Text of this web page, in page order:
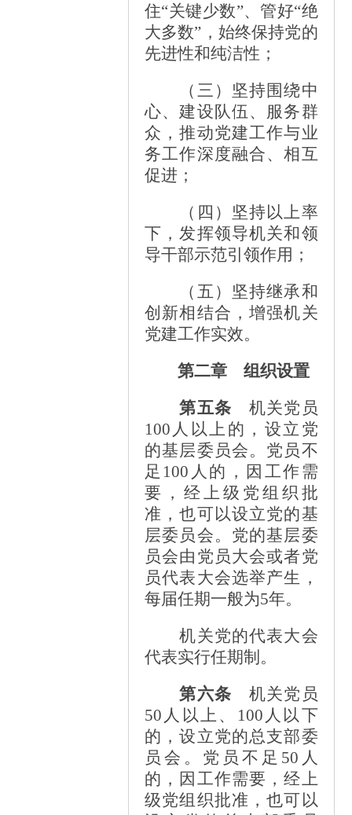
住“关键少数”、管好“绝
大多数”，始终保持党的
先进性和纯洁性；
（三）坚持围绕中
心、建设队伍、服务群
众，推动党建工作与业
务工作深度融合、相互
促进；
（四）坚持以上率
下，发挥领导机关和领
导干部示范引领作用；
（五）坚持继承和
创新相结合，增强机关
党建工作实效。
第二章 组织设置
第五条 机关党员
100人以上的，设立党
的基层委员会。党员不
足100人的，因工作需
要，经上级党组织批
准，也可以设立党的基
层委员会。党的基层委
员会由党员大会或者党
员代表大会选举产生，
每届任期一般为5年。
机关党的代表大会
代表实行任期制。
第六条 机关党员
50人以上、100人以下
的，设立党的总支部委
员会。党员不足50人
的，因工作需要，经上
级党组织批准，也可以